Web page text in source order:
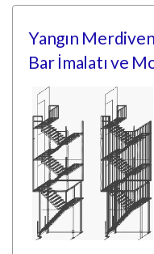
Yangın
Bar İmalatı ve